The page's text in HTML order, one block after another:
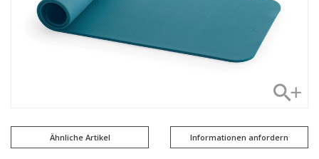
Ähnliche Artikel Informationen anfordern